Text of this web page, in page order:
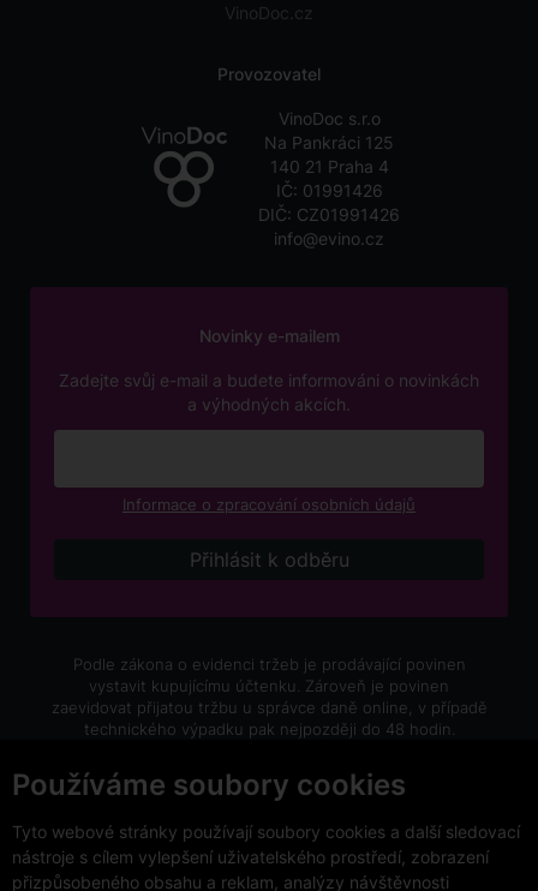
Používáme soubory cookies
Tyto webové stránky používají soubory cookies a další sledovací
nástroje s cílem vylepšení uživatelského prostředí, zobrazení
přizpůsobeného obsahu a reklam, analýzy návštěvnosti
VinoDoc.cz
Provozovatel
VinoDoc s.r.o
Na Pankráci 125
140 21 Praha 4
IČ: 01991426
DIČ: CZ01991426
info@evino.cz
Novinky e-mailem
Zadejte svůj e-mail a budete informováni o novinkách
a výhodných akcích.
Informace o zpracování osobních údajů
Podle zákona o evidenci tržeb je prodávající povinen
vystavit kupujícímu účtenku. Zároveň je povinen
zaevidovat přijatou tržbu u správce daně online, v případě
technického výpadku pak nejpozději do 48 hodin.
nápojů osobám mladším 18 let.